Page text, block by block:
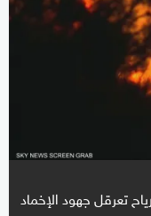
تعرقل جهود الإخماد